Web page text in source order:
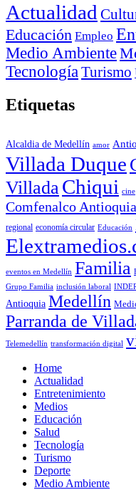
Actualidad
Educación Empleo
Medio Ambiente
TecnologíaTurismo
Etiquetas
Alcaldia de Medellín amor
Villada Duque
VilladaChiqui cine
Comfenalco Antioquia
regional economía circular Educación
eventos en Medellín Familia
Grupo Familia inclusión laboral
Antioquia Medellín
Parranda de
Telemedellín transformación digital
Home
Actualidad
Entretenimiento
Medios
Educación
Salud
Tecnología
Turismo
Deporte
Medio Ambiente